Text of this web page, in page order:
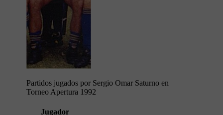
Partidos jugados por Sergio Omar Saturno en
Torneo Apertura 1992
Jugador